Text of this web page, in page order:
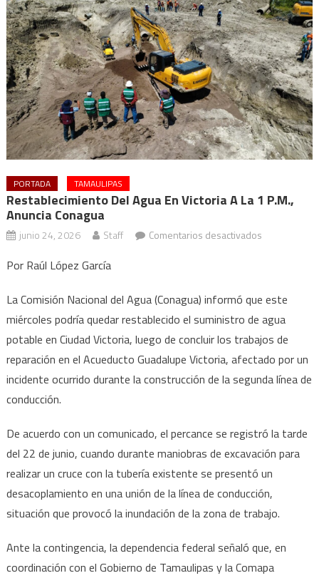
PORTADA TAMAULIPAS
Restablecimiento Del Agua En Victoria A La 1 P.m.,
Anuncia Conagua
junio 24, 2026 Staff Comentarios desactivadosen
en
Victoria
a
la
1
Conagua
Por Raúl López García
La Comisión Nacional del Agua (Conagua) informó que este
miércoles podría quedar restablecido el suministro de agua
potable en Ciudad Victoria, luego de concluir los trabajos de
reparación en el Acueducto Guadalupe Victoria, afectado por un
incidente ocurrido durante la construcción de la segunda línea de
conducción.
De acuerdo con un comunicado, el percance se registró la tarde
del 22 de junio, cuando durante maniobras de excavación para
realizar un cruce con la tubería existente se presentó un
desacoplamiento en una unión de la línea de conducción,
situación que provocó la inundación de la zona de trabajo.
Ante la contingencia, la dependencia federal señaló que, en
coordinación con el Gobierno de Tamaulipas y la Comapa